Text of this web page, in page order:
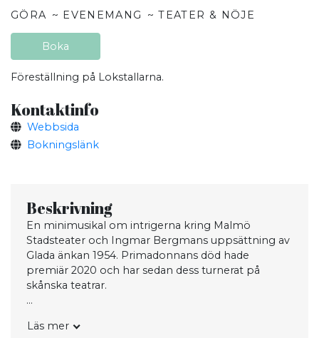
GÖRA EVENEMANG TEATER & NÖJE
Boka
Föreställning på Lokstallarna.
Kontaktinfo
Webbsida
Bokningslänk
Beskrivning
En minimusikal om intrigerna kring Malmö
Stadsteater och Ingmar Bergmans uppsättning av
Glada änkan 1954. Primadonnans död hade
premiär 2020 och har sedan dess turnerat på
skånska teatrar.
och Caroline Leander. Handlingen blandar musikal
Läs mer